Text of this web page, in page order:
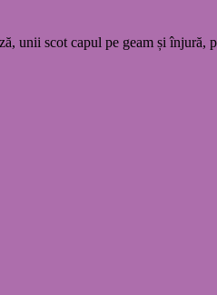
unii scot capul pe geam și înjură,